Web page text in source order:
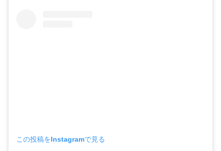
この投稿をInstagramで見る